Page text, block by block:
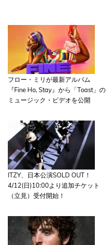
フロー・ミリが最新アルバム
『Fine Ho, Stay』から「Toast」の
ミュージック・ビデオを公開
ITZY、日本公演SOLD OUT！
4/12(日)10:00より追加チケット
（立見）受付開始！